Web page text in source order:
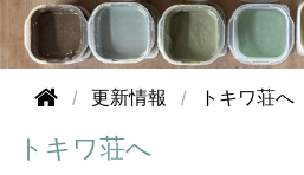
更新情報 トキワ荘へ
トキワ荘へ